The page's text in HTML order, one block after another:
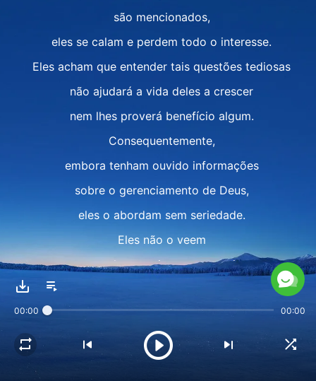
são mencionados,
eles se calam e perdem todo o interesse.
Eles acham que entender tais questões tediosas
não ajudará a vida deles a crescer
nem lhes proverá benefício algum.
Consequentemente,
embora tenham ouvido informações
sobre o gerenciamento de Deus,
eles o abordam sem seriedade.
Eles não o veem
como algo precioso a ser aceito,
tomando-o como uma parte de sua vida.
O propósito dessas pessoas
em seguir a Deus é bem simples,
00:00 00:00